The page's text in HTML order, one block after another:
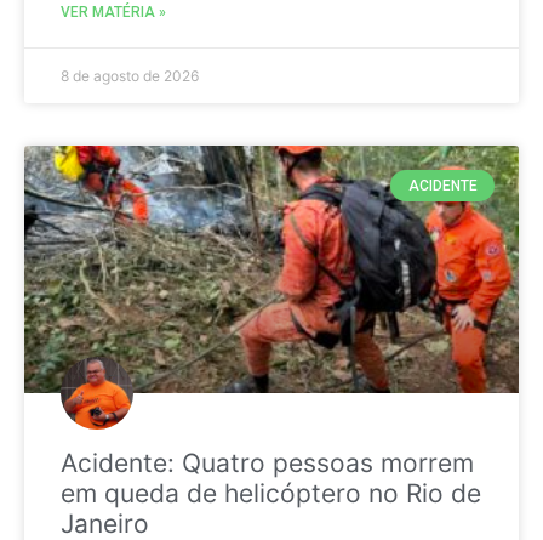
VER MATÉRIA »
8 de agosto de 2026
ACIDENTE
Acidente: Quatro pessoas morrem
em queda de helicóptero no Rio de
Janeiro